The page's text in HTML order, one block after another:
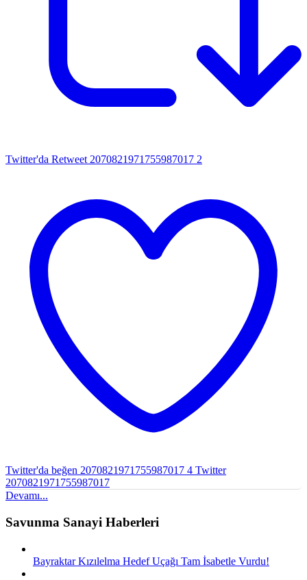
Twitter'da Retweet 2070821971755987017 2
Twitter'da beğen 2070821971755987017 4 Twitter
2070821971755987017
Devamı...
Savunma Sanayi Haberleri
Bayraktar Kızılelma Hedef Uçağı Tam İsabetle Vurdu!